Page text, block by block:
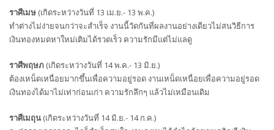
ราศีเมษ (เกิดระหว่างวันที่ 13 เม.ย.- 13 พ.ค.)
ทำต่างไม่ง่ายจนกว่าจะสำเร็จ งานนี้วัดกันที่ผลงานอย่างเดียวไม่สนวิธีการ
เงินทองหมดหาใหม่เติมได้รวดเร็ว ความรักมีแต่ไม่แลดู
ราศีพฤษภ (เกิดระหว่างวันที่ 14 พ.ค.- 13 มิ.ย.)
ต้องเหน็ดเหนื่อยมากขึ้นเพื่อความอยู่รอด งานเหน็ดเหนื่อยเพื่อความอยู่รอด
เงินทองได้มาไม่เท่าก่อนเก่า ความรักลึกๆ แล้วไม่เหมือนเดิม
ราศีเมถุน (เกิดระหว่างวันที่ 14 มิ.ย.- 14 ก.ค.)